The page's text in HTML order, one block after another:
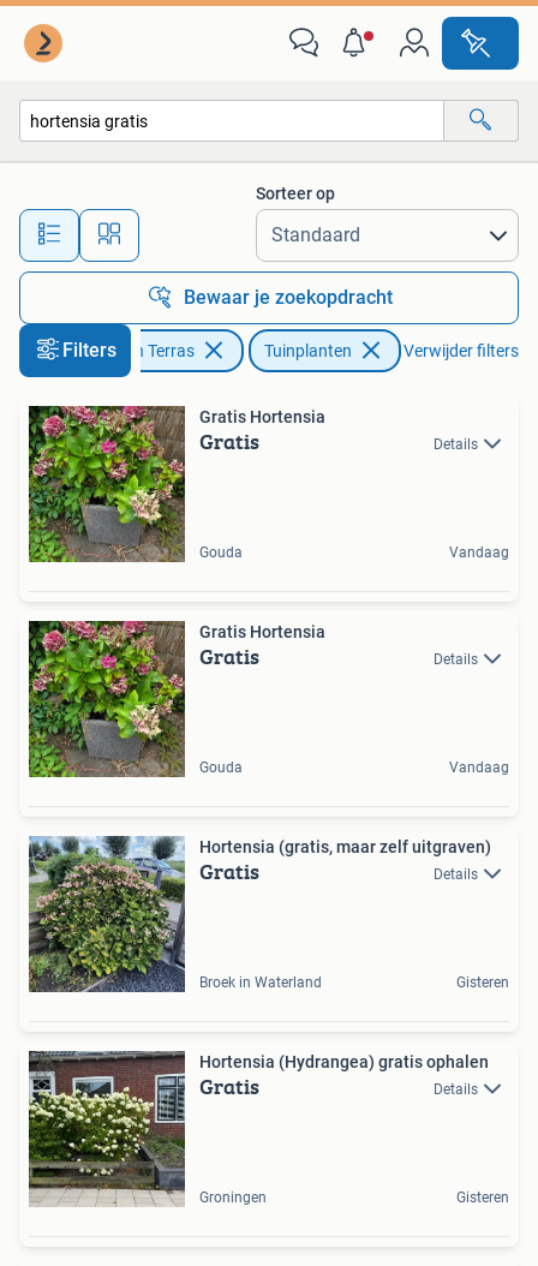
Alle afstanden…
Sorteer op
Bewaar je zoekopdracht
FiltersTuin en Terras Tuinplanten Verwijder filters
Gratis Hortensia
Gratis Details
Gouda Vandaag
Gratis Hortensia
Gratis Details
Gouda Vandaag
Hortensia (gratis, maar zelf uitgraven)
Gratis Details
Broek in Waterland Gisteren
Hortensia (Hydrangea) gratis ophalen
Gratis Details
Groningen Gisteren